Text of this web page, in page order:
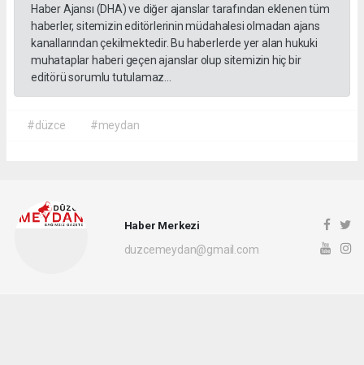
Haber Ajansı (DHA) ve diğer ajanslar tarafından eklenen tüm
haberler, sitemizin editörlerinin müdahalesi olmadan ajans
kanallarından çekilmektedir. Bu haberlerde yer alan hukuki
muhataplar haberi geçen ajanslar olup sitemizin hiç bir
editörü sorumlu tutulamaz...
#düzce #meydan
Haber Merkezi
duzcemeydan@gmail.com